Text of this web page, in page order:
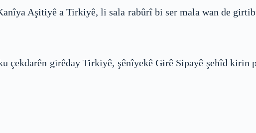
Aşitiyê a Tirkiyê, li sala rabûrî bi ser mala wan de
çekdarên girêday Tirkiyê, şênîyekê Girê Sipayê şehîd kirin